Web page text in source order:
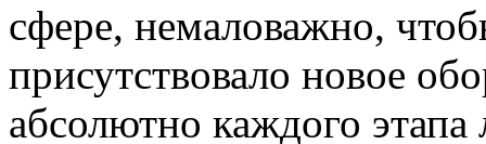
сфере, немаловажно,
присутствовало новое
абсолютно каждого этапа